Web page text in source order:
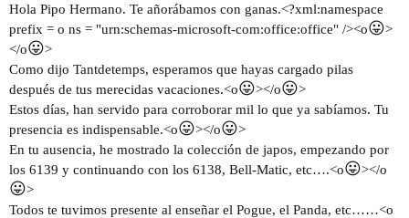
y al volver a tu casa, de madrugada,
decís: "Yo soy un rana fenomenal".
Saludos cordiales.
Hola Pipo Hermano. Te añorábamos con ganas.<?xml:namespace
prefix = o ns = "urn:schemas-microsoft-com:office:office" /><o😛>
</o😛>
Como dijo Tantdetemps, esperamos que hayas cargado pilas
después de tus merecidas vacaciones.<o😛></o😛>
Estos días, han servido para corroborar mil lo que ya sabíamos. Tu
presencia es indispensable.<o😛></o😛>
En tu ausencia, he mostrado la colección de japos, empezando por
los 6139 y continuando con los 6138, Bell-Matic, etc….<o😛></o
😛>
Todos te tuvimos presente al enseñar el Pogue, el Panda, etc……<o